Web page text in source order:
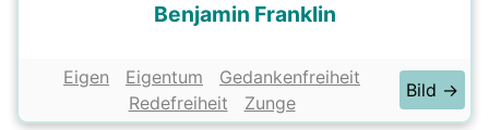
Benjamin Franklin
Eigen Eigentum
Gedankenfreiheit
Redefreiheit
Zunge
Bild →